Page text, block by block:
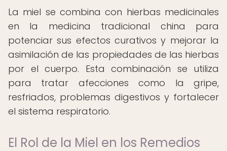
La miel se combina con hierbas medicinales
en la medicina tradicional china para
potenciar sus efectos curativos y mejorar la
asimilación de las propiedades de las hierbas
por el cuerpo. Esta combinación se utiliza
para tratar afecciones como la gripe,
resfriados, problemas digestivos y fortalecer
el sistema respiratorio.
El Rol de la Miel en los Remedios